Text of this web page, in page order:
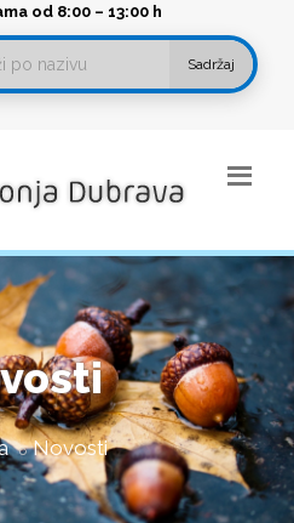
od 8:00 – 13:00 h
Sadržaj
Novosti